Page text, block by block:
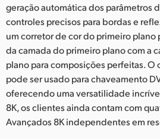
geração automática dos parâmetros
controles precisos para bordas e
um corretor de cor do primeiro plano
da camada do primeiro plano com a
plano para composições perfeitas. O
pode ser usado para chaveamento
oferecendo uma versatilidade
8K, os clientes ainda contam com
Avançados 8K independentes em